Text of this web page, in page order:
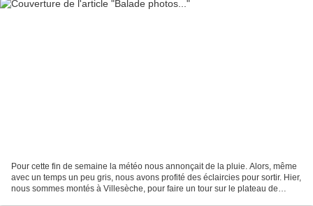
Pour cette fin de semaine la météo nous annonçait de la pluie. Alors, même
avec un temps un peu gris, nous avons profité des éclaircies pour sortir. Hier,
nous sommes montés à Villesèche, pour faire un tour sur le plateau de